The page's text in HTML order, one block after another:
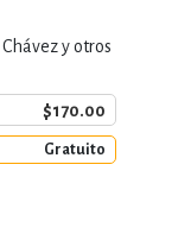
y otros
$170.00
Gratuito